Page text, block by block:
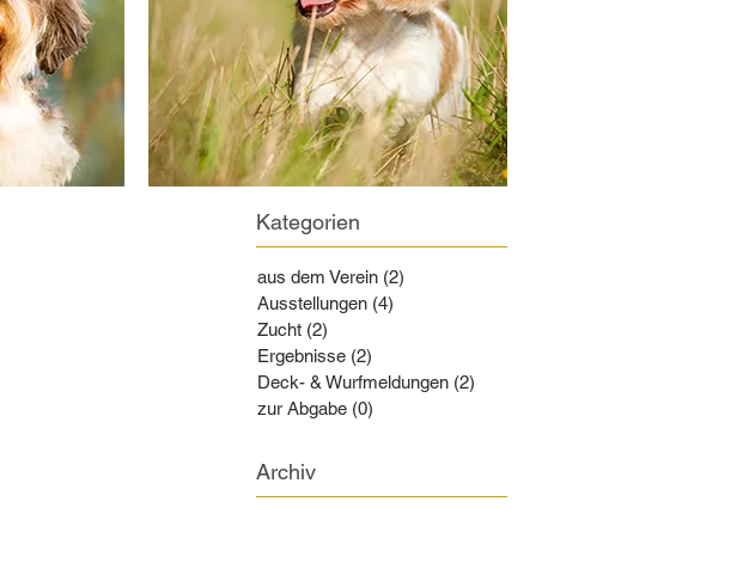
Kategorien
aus dem Verein (2)
Ausstellungen (4)
Zucht (2)
Ergebnisse (2)
Deck- & Wurfmeldungen (2)
zur Abgabe (0)
Archiv